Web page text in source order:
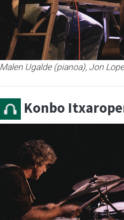
Malen Ugalde (pianoa), Jon
Konbo